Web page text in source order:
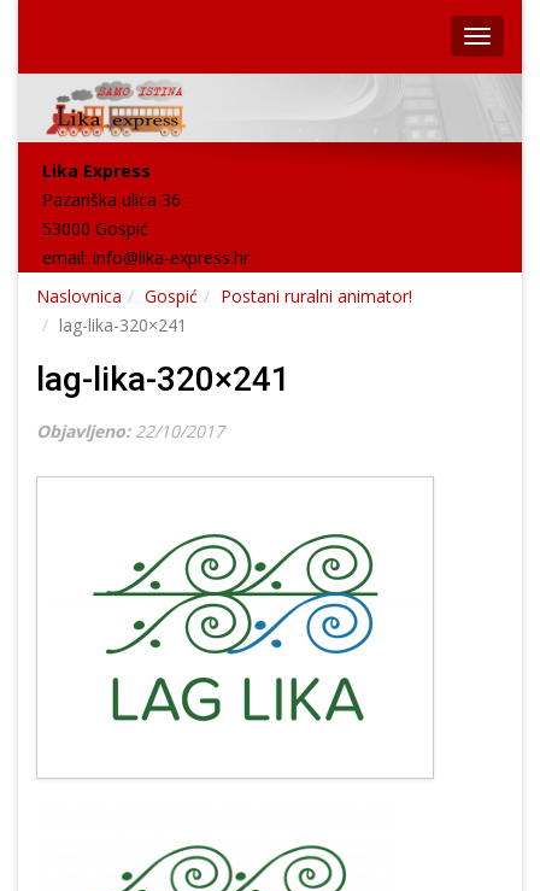
Lika Express
Pazariška ulica 36
53000 Gospić
email: info@lika-express.hr
Naslovnica
Gospić
Postani ruralni animator!
lag-lika-320×241
lag-lika-320×241
Objavljeno: 22/10/2017